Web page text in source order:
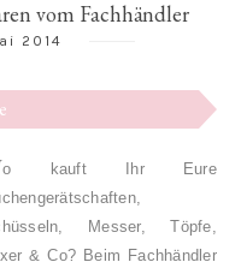
vom Fachhändler
2014
o kauft Ihr Eure
Messer, Töpfe,
& Co? Beim Fachhändler